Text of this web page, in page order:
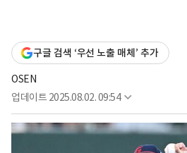
구글 검색 ‘우선 노출 매체’ 추가
OSEN
업데이트 2025.08.02. 09:54